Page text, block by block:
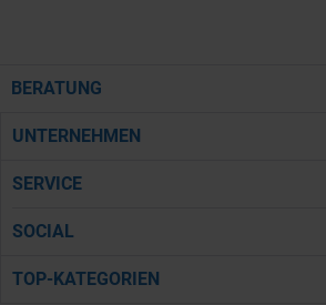
BERATUNG
UNTERNEHMEN
SERVICE
SOCIAL
TOP-KATEGORIEN